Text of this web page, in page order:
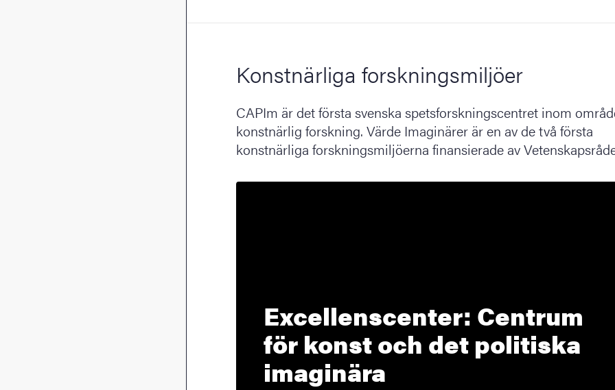
Konstnärliga forskningsmiljöer
CAPIm är det första svenska spetsforskningscentret inom
konstnärlig forskning. Värde Imaginärer är en av de två första
konstnärliga forskningsmiljöerna finansierade av
Excellenscenter: Centrum
för konst och det politiska
imaginära